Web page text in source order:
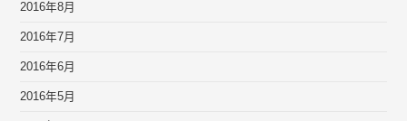
2016年8月
2016年7月
2016年6月
2016年5月